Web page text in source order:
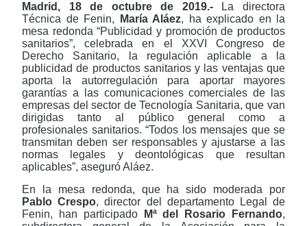
Madrid, 18 de octubre de 2019.-
La directora
Técnica de Fenin,
María Aláez, ha explicado en la
mesa redonda “Publicidad y promoción de productos
sanitarios”, celebrada en el XXVI Congreso de
Derecho Sanitario, la regulación aplicable a la
publicidad de productos sanitarios y las ventajas que
aporta la autorregulación para aportar mayores
garantías a las comunicaciones comerciales de las
empresas del sector de Tecnología Sanitaria, que van
dirigidas tanto al público general como a
profesionales sanitarios. “Todos los mensajes que se
transmitan deben ser responsables y ajustarse a las
normas legales y deontológicas que resultan
aplicables”, aseguró Aláez.
En la mesa redonda, que ha sido moderada por
Pablo Crespo, director del departamento Legal de
Fenin, han participado
Mª del Rosario Fernando,